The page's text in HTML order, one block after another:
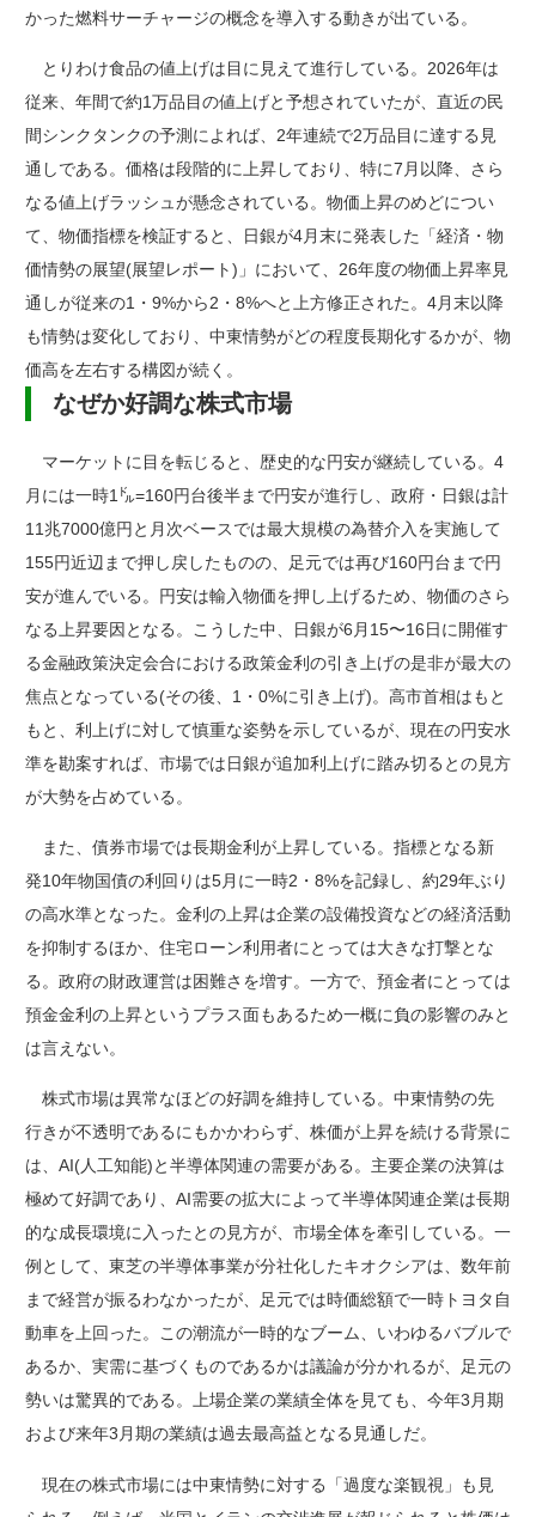
かった燃料サーチャージの概念を導入する動きが出ている。
とりわけ食品の値上げは目に見えて進行している。2026年は
従来、年間で約1万品目の値上げと予想されていたが、直近の民
間シンクタンクの予測によれば、2年連続で2万品目に達する見
通しである。価格は段階的に上昇しており、特に7月以降、さら
なる値上げラッシュが懸念されている。物価上昇のめどについ
て、物価指標を検証すると、日銀が4月末に発表した「経済・物
価情勢の展望(展望レポート)」において、26年度の物価上昇率見
通しが従来の1・9%から2・8%へと上方修正された。4月末以降
も情勢は変化しており、中東情勢がどの程度長期化するかが、物
価高を左右する構図が続く。
なぜか好調な株式市場
マーケットに目を転じると、歴史的な円安が継続している。4
月には一時1㌦=160円台後半まで円安が進行し、政府・日銀は計
11兆7000億円と月次ベースでは最大規模の為替介入を実施して
155円近辺まで押し戻したものの、足元では再び160円台まで円
安が進んでいる。円安は輸入物価を押し上げるため、物価のさら
なる上昇要因となる。こうした中、日銀が6月15〜16日に開催す
る金融政策決定会合における政策金利の引き上げの是非が最大の
焦点となっている(その後、1・0%に引き上げ)。高市首相はもと
もと、利上げに対して慎重な姿勢を示しているが、現在の円安水
準を勘案すれば、市場では日銀が追加利上げに踏み切るとの見方
が大勢を占めている。
また、債券市場では長期金利が上昇している。指標となる新
発10年物国債の利回りは5月に一時2・8%を記録し、約29年ぶり
の高水準となった。金利の上昇は企業の設備投資などの経済活動
を抑制するほか、住宅ローン利用者にとっては大きな打撃とな
る。政府の財政運営は困難さを増す。一方で、預金者にとっては
預金金利の上昇というプラス面もあるため一概に負の影響のみと
は言えない。
株式市場は異常なほどの好調を維持している。中東情勢の先
行きが不透明であるにもかかわらず、株価が上昇を続ける背景に
は、AI(人工知能)と半導体関連の需要がある。主要企業の決算は
極めて好調であり、AI需要の拡大によって半導体関連企業は長期
的な成長環境に入ったとの見方が、市場全体を牽引している。一
例として、東芝の半導体事業が分社化したキオクシアは、数年前
まで経営が振るわなかったが、足元では時価総額で一時トヨタ自
動車を上回った。この潮流が一時的なブーム、いわゆるバブルで
あるか、実需に基づくものであるかは議論が分かれるが、足元の
勢いは驚異的である。上場企業の業績全体を見ても、今年3月期
および来年3月期の業績は過去最高益となる見通しだ。
現在の株式市場には中東情勢に対する「過度な楽観視」も見